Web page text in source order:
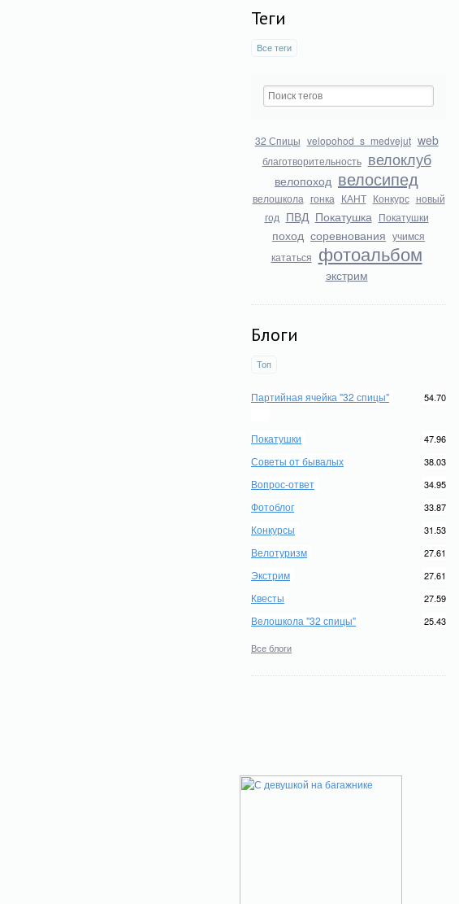
Теги
Все теги
32 Спицы velopohod_s_medvejut web
благотворительность велоклуб
велопоход велосипед
велошкола гонка КАНТ Конкурс новый
год ПВД Покатушка Покатушки
поход соревнования учимся
кататься фотоальбом
экстрим
Блоги
Топ
Партийная ячейка "32 спицы" 54.70
Покатушки 47.96
Советы от бывалых 38.03
Вопрос-ответ 34.95
Фотоблог 33.87
Конкурсы 31.53
Велотуризм 27.61
Экстрим 27.61
Квесты 27.59
Велошкола "32 спицы" 25.43
Все блоги